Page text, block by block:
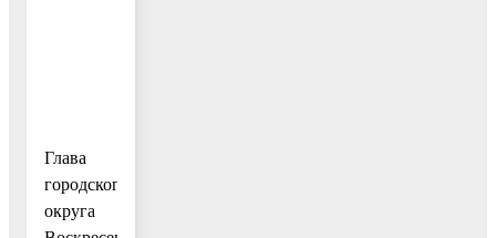
Глава
городского
округа